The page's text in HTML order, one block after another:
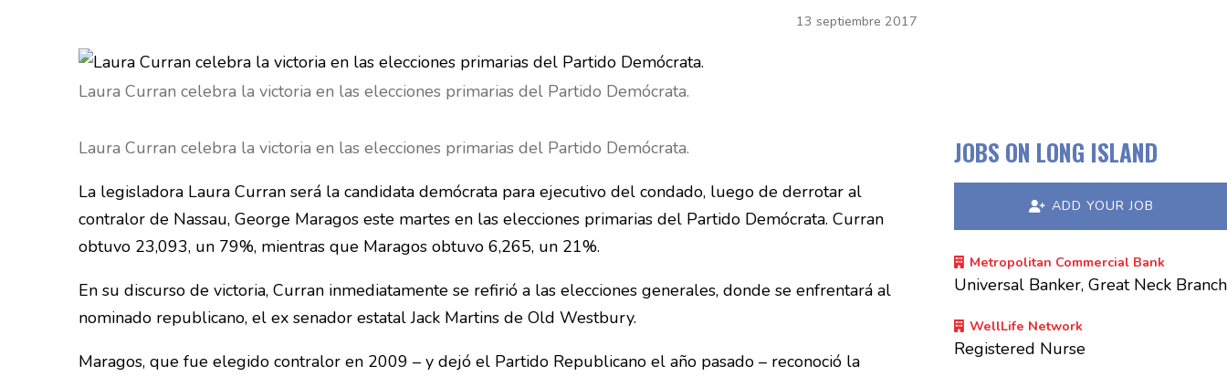
13 septiembre 2017
Laura Curran celebra la victoria en las elecciones primarias del Partido Demócrata.
Laura Curran celebra la victoria en las elecciones primarias del Partido Demócrata.
La legisladora Laura Curran será la candidata demócrata para ejecutivo del condado, luego de derrotar al
contralor de Nassau, George Maragos este martes en las elecciones primarias del Partido Demócrata. Curran
obtuvo 23,093, un 79%, mientras que Maragos obtuvo 6,265, un 21%.
En su discurso de victoria, Curran inmediatamente se refirió a las elecciones generales, donde se enfrentará al
nominado republicano, el ex senador estatal Jack Martins de Old Westbury.
Maragos, que fue elegido contralor en 2009 – y dejó el Partido Republicano el año pasado – reconoció la
JOBS ON LONG ISLAND
ADD YOUR JOB
Metropolitan Commercial Bank
Universal Banker, Great Neck Branch
WellLife Network
Registered Nurse